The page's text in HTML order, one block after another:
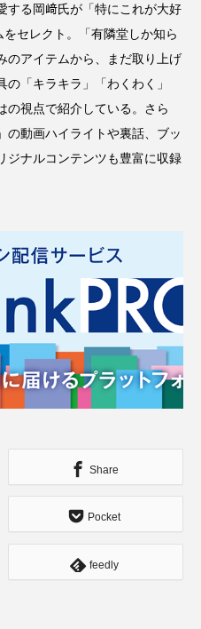
る岡﨑氏が「特にこれが大好
セレクト。「有隣堂しか知ら
のアイテムから、まだ取り上げ
「キラキラ」「わくわく」
の視点で紹介している。さら
の動画ハイライトや裏話、ブッ
ジナルコンテンツも豊富に収録
Share
Pocket
feedly